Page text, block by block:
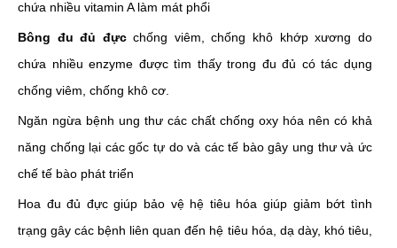
chứa nhiều vitamin A làm mát phổi
Bông đu đủ đựcchống viêm, chống khô khớp xương do
chứa nhiều enzyme được tìm thấy trong đu đủ có tác dụng
chống viêm, chống khô cơ.
Ngăn ngừa bệnh ung thư các chất chống oxy hóa nên có khả
năng chống lại các gốc tự do và các tế bào gây ung thư và ức
chế tế bào phát triển
Hoa đu đủ đực giúp bảo vệ hệ tiêu hóa giúp giảm bớt tình
trạng gây các bệnh liên quan đến hệ tiêu hóa, dạ dày, khó tiêu,